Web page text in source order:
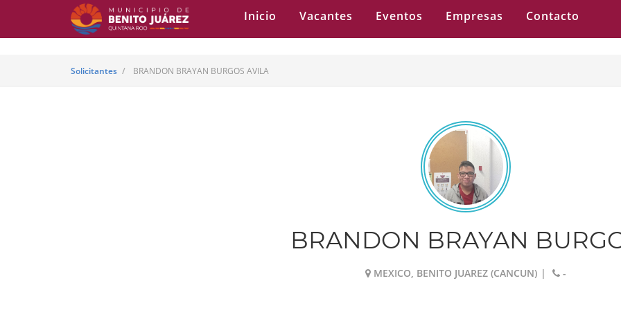
Inicio Vacantes Eventos Empresas Contacto
Solicitantes BRANDON BRAYAN BURGOS AVILA
BRANDON BRAYAN
MEXICO, BENITO JUAREZ (CANCUN) | -